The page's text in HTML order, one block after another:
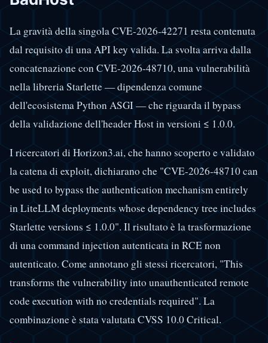
La gravità della singola CVE-2026-42271 resta contenuta
dal requisito di una API key valida. La svolta arriva dalla
concatenazione con CVE-2026-48710, una vulnerabilità
nella libreria Starlette — dipendenza comune
dell'ecosistema Python ASGI — che riguarda il bypass
della validazione dell'header Host in versioni ≤ 1.0.0.
I ricercatori di Horizon3.ai, che hanno scoperto e validato
la catena di exploit, dichiarano che "CVE-2026-48710 can
be used to bypass the authentication mechanism entirely
in LiteLLM deployments whose dependency tree includes
Starlette versions ≤ 1.0.0". Il risultato è la trasformazione
di una command injection autenticata in RCE non
autenticato. Come annotano gli stessi ricercatori, "This
transforms the vulnerability into unauthenticated remote
code execution with no credentials required". La
combinazione è stata valutata CVSS 10.0 Critical.